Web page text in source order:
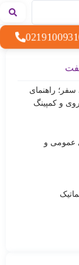
راهنمای
و کمپینگ
عمومی و